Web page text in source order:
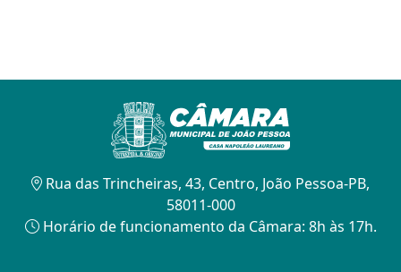
Rua das Trincheiras, 43, Centro, João Pessoa-PB,
58011-000
Horário de funcionamento da Câmara: 8h às 17h.